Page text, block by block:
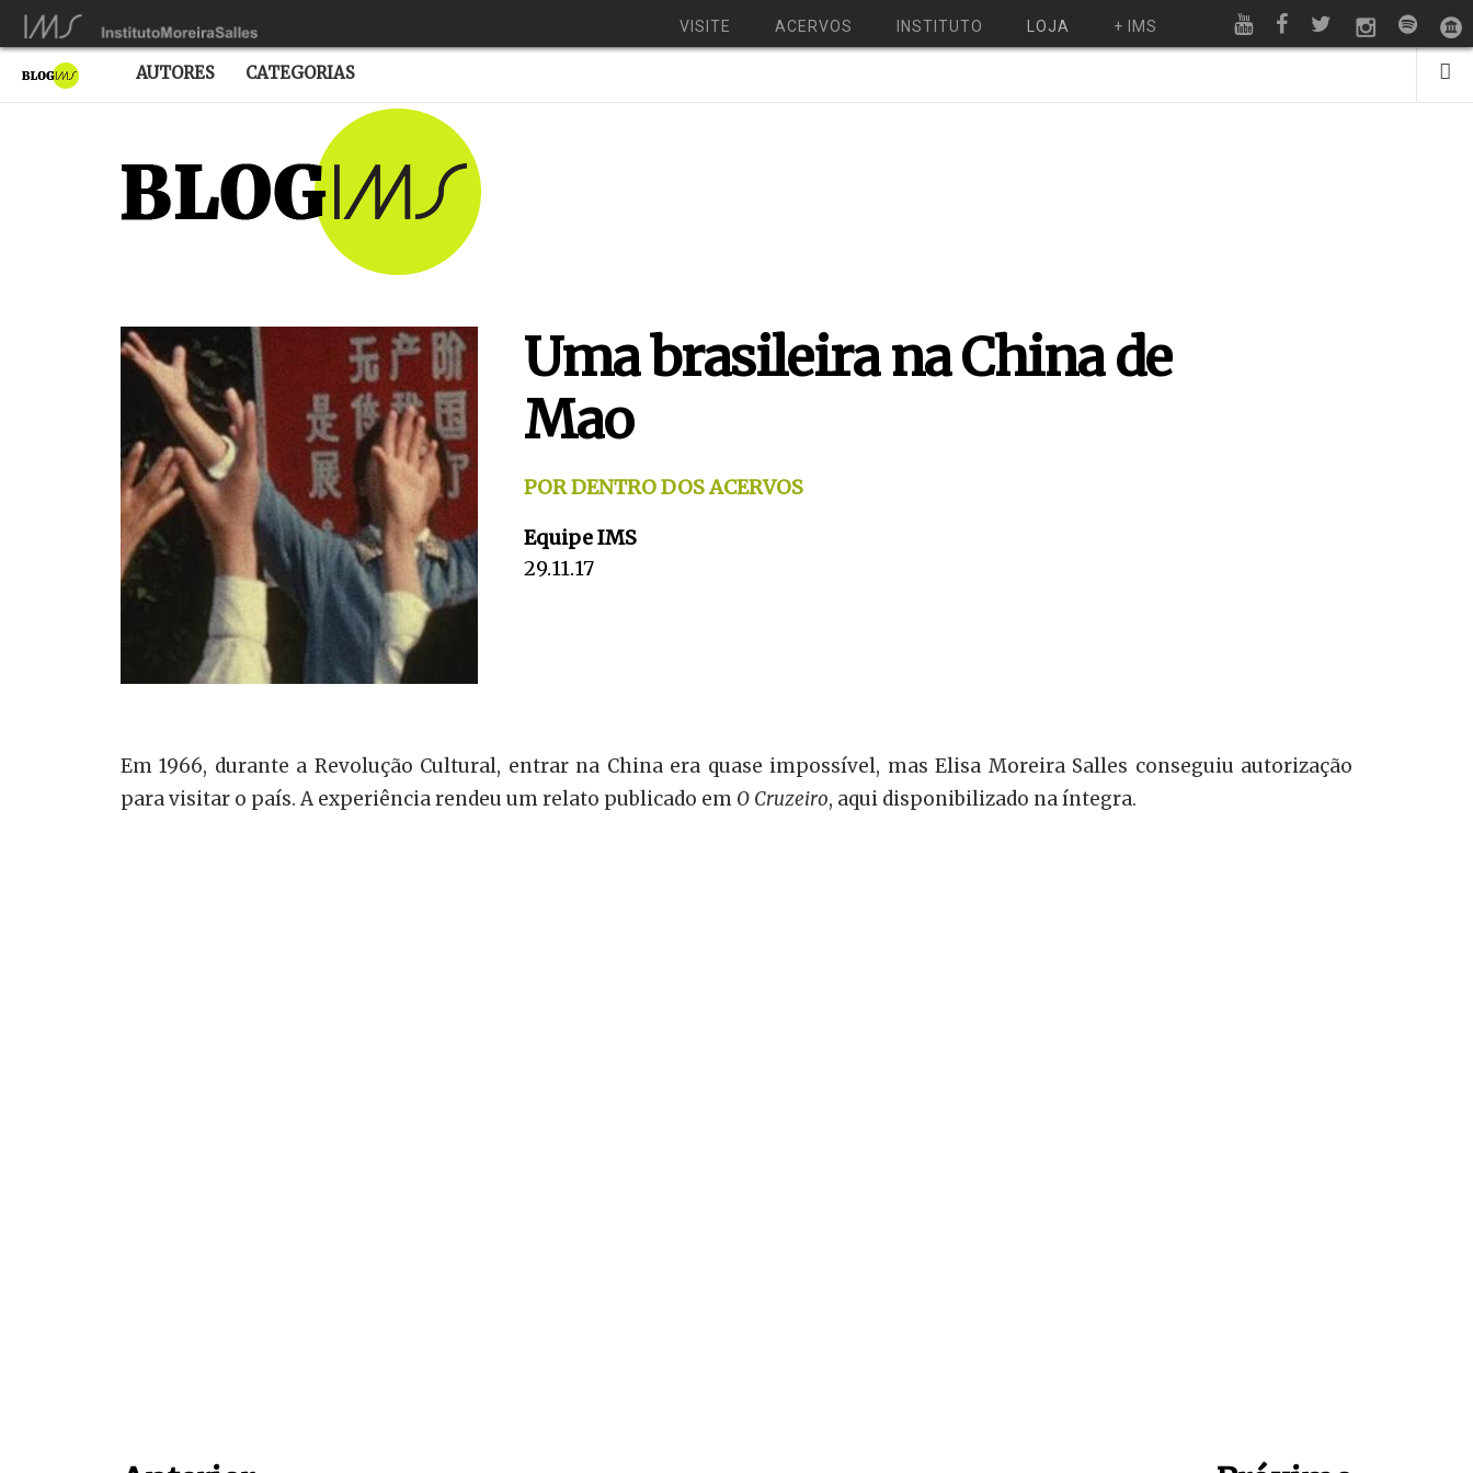
VISITE ACERVOS INSTITUTO LOJA + IMS
AUTORES CATEGORIAS
Uma brasileira na China de
Mao
POR DENTRO DOS ACERVOS
Equipe IMS
29.11.17
Em 1966, durante a Revolução Cultural, entrar na China era quase impossível, mas Elisa Moreira Salles conseguiu autorização
para visitar o país. A experiência rendeu um relato publicado em O Cruzeiro, aqui disponibilizado na íntegra.